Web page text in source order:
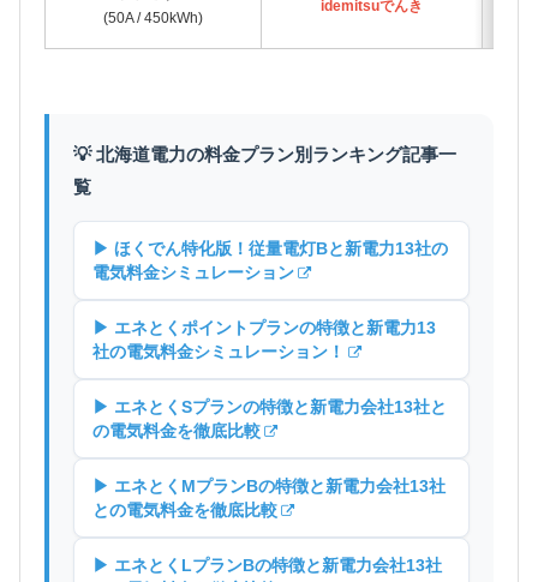
(50A / 450kWh)
idemitsuでんき
💡 北海道電力の料金プラン別ランキング記事一
覧
▶ ほくでん特化版！従量電灯Bと新電力13社の
電気料金シミュレーション
▶ エネとくポイントプランの特徴と新電力13
社の電気料金シミュレーション！
▶ エネとくSプランの特徴と新電力会社13社と
の電気料金を徹底比較
▶ エネとくMプランBの特徴と新電力会社13社
との電気料金を徹底比較
▶ エネとくLプランBの特徴と新電力会社13社